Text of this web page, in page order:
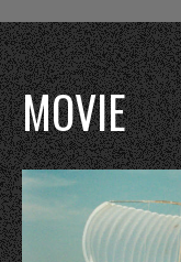
MOVIE